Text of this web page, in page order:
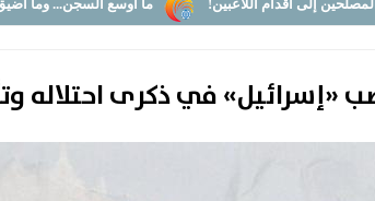
ما أوسع السجن... وما أضيق القلوب
«إسرائيل» في ذكرى احتلاله